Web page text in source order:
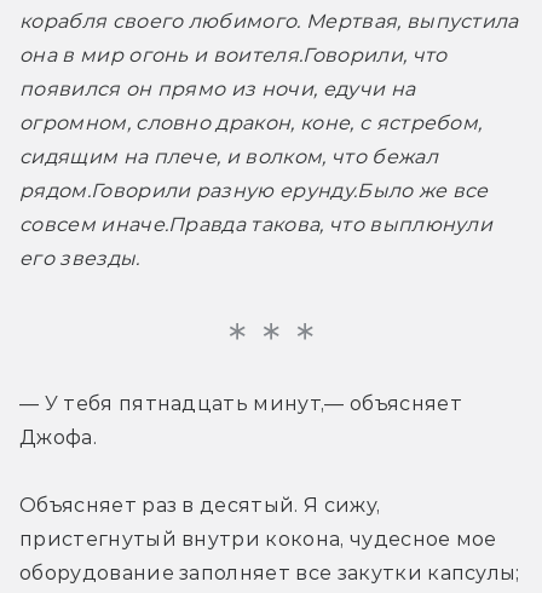
корабля своего любимого. Мертвая, выпустила
она в мир огонь и воителя.Говорили, что
появился он прямо из ночи, едучи на
огромном, словно дракон, коне, с ястребом,
сидящим на плече, и волком, что бежал
рядом.Говорили разную ерунду.Было же все
совсем иначе.Правда такова, что выплюнули
его звезды.
— У тебя пятнадцать минут,— объясняет
Джофа.
Объясняет раз в десятый. Я сижу,
пристегнутый внутри кокона, чудесное мое
оборудование заполняет все закутки капсулы;